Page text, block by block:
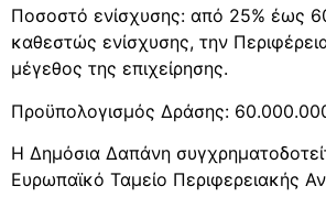
Ποσοστό ενίσχυσης: από 25% έως
καθεστώς ενίσχυσης, την
μέγεθος της επιχείρησης.
Προϋπολογισμός Δράσης:
Η Δημόσια Δαπάνη
Ευρωπαϊκό Ταμείο Περιφερειακής